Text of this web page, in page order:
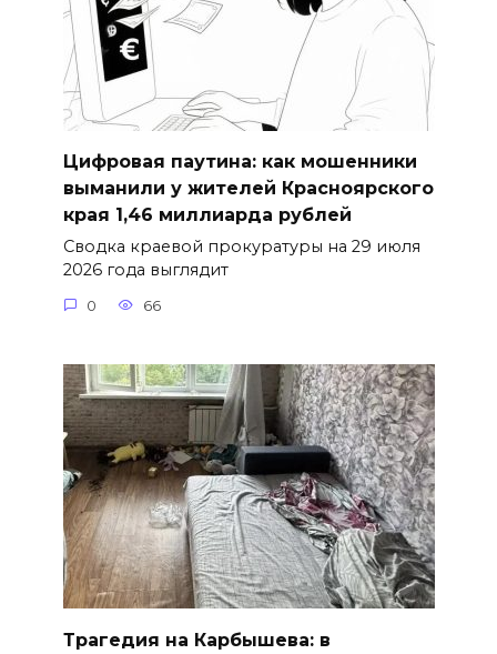
Цифровая паутина: как мошенники
выманили у жителей Красноярского
края 1,46 миллиарда рублей
Сводка краевой прокуратуры на 29 июля
2026 года выглядит
0 66
Трагедия на Карбышева: в